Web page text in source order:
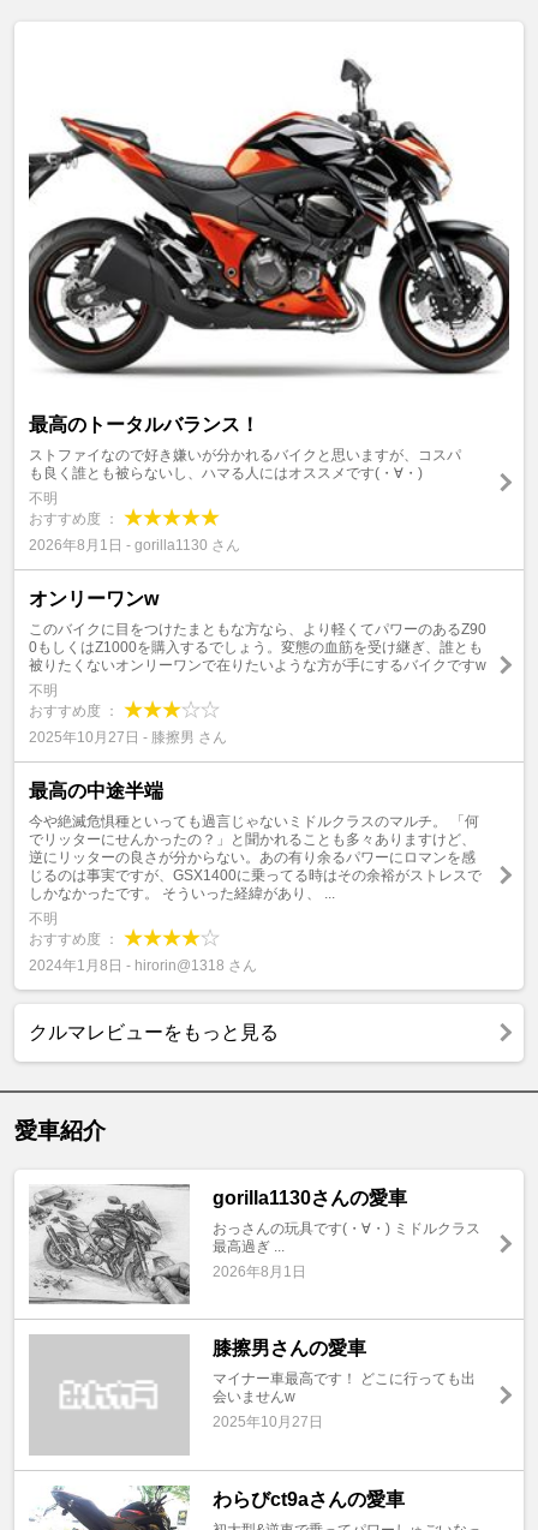
最高のトータルバランス！
ストファイなので好き嫌いが分かれるバイクと思いますが、コスパ
も良く誰とも被らないし、ハマる人にはオススメです(⁠・⁠∀⁠・⁠)
不明
おすすめ度 ：
2026年8月1日 - gorilla1130 さん
オンリーワンw
このバイクに目をつけたまともな方なら、より軽くてパワーのあるZ90
0もしくはZ1000を購入するでしょう。変態の血筋を受け継ぎ、誰とも
被りたくないオンリーワンで在りたいような方が手にするバイクですw
不明
おすすめ度 ：
2025年10月27日 - 膝擦男 さん
最高の中途半端
今や絶滅危惧種といっても過言じゃないミドルクラスのマルチ。 「何
でリッターにせんかったの？」と聞かれることも多々ありますけど、
逆にリッターの良さが分からない。あの有り余るパワーにロマンを感
じるのは事実ですが、GSX1400に乗ってる時はその余裕がストレスで
しかなかったです。 そういった経緯があり、 ...
不明
おすすめ度 ：
2024年1月8日 - hirorin@1318 さん
クルマレビューをもっと見る
愛車紹介
gorilla1130さんの愛車
おっさんの玩具です(⁠・⁠∀⁠・⁠) ミドルクラス
最高過ぎ ...
2026年8月1日
膝擦男さんの愛車
マイナー車最高です！ どこに行っても出
会いませんw
2025年10月27日
わらびct9aさんの愛車